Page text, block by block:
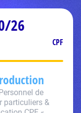
26
CPF
de
particuliers &